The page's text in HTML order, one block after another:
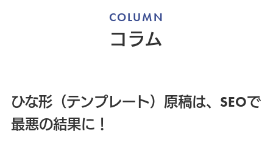
COLUMN
コラム
ひな形（テンプレート）原稿は、SEOで
最悪の結果に！